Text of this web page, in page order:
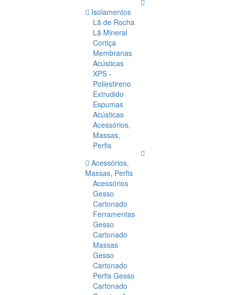
Isolamentos
Lã de Rocha
Lã Mineral
Cortiça
Membranas
Acústicas
XPS -
Poliestireno
Extrudido
Espumas
Acústicas
Acessórios,
Massas,
Perfis
Acessórios,
Massas, Perfis
Acessórios
Gesso
Cartonado
Ferramentas
Gesso
Cartonado
Massas
Gesso
Cartonado
Perfis Gesso
Cartonado